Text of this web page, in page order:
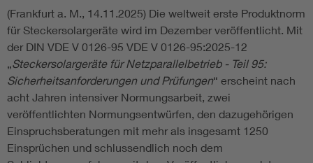
Functional safety
(Frankfurt a. M., 14.11.2025) Die weltweit erste Produktnorm
für Steckersolargeräte wird im Dezember veröffentlicht. Mit
der DIN VDE V 0126-95 VDE V 0126-95:2025-12
„Steckersolargeräte für Netzparallelbetrieb - Teil 95:
Sicherheitsanforderungen und Prüfungen“ erscheint nach
acht Jahren intensiver Normungsarbeit, zwei
veröffentlichten Normungsentwürfen, den dazugehörigen
Einspruchsberatungen mit mehr als insgesamt 1250
Einsprüchen und schlussendlich noch dem